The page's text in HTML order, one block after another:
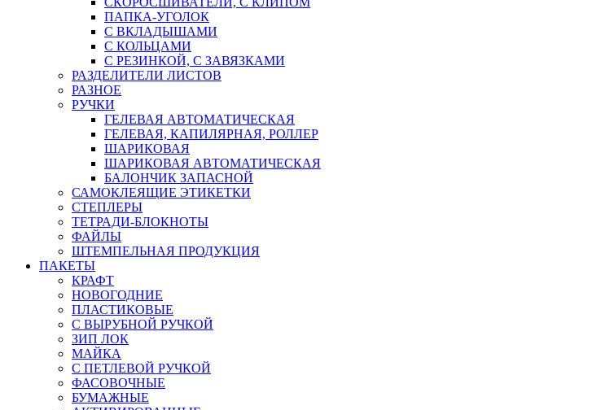
ПАПКА-УГОЛОК
С ВКЛАДЫШАМИ
С КОЛЬЦАМИ
С РЕЗИНКОЙ, С ЗАВЯЗКАМИ
РАЗДЕЛИТЕЛИ ЛИСТОВ
РАЗНОЕ
РУЧКИ
ГЕЛЕВАЯ АВТОМАТИЧЕСКАЯ
ГЕЛЕВАЯ, КАПИЛЯРНАЯ, РОЛЛЕР
ШАРИКОВАЯ
ШАРИКОВАЯ АВТОМАТИЧЕСКАЯ
БАЛОНЧИК ЗАПАСНОЙ
САМОКЛЕЯЩИЕ ЭТИКЕТКИ
СТЕПЛЕРЫ
ТЕТРАДИ-БЛОКНОТЫ
ФАЙЛЫ
ШТЕМПЕЛЬНАЯ ПРОДУКЦИЯ
ПАКЕТЫ
КРАФТ
НОВОГОДНИЕ
ПЛАСТИКОВЫЕ
С ВЫРУБНОЙ РУЧКОЙ
ЗИП ЛОК
МАЙКА
С ПЕТЛЕВОЙ РУЧКОЙ
ФАСОВОЧНЫЕ
БУМАЖНЫЕ